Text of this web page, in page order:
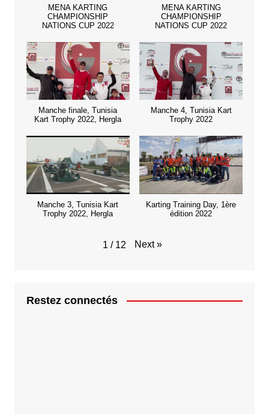
MENA KARTING
CHAMPIONSHIP
NATIONS CUP 2022
MENA KARTING
CHAMPIONSHIP
NATIONS CUP 2022
Manche finale, Tunisia
Kart Trophy 2022, Hergla
Manche 4, Tunisia Kart
Trophy 2022
Manche 3, Tunisia Kart
Trophy 2022, Hergla
Karting Training Day, 1ère
édition 2022
1 / 12 Next »
Restez connectés